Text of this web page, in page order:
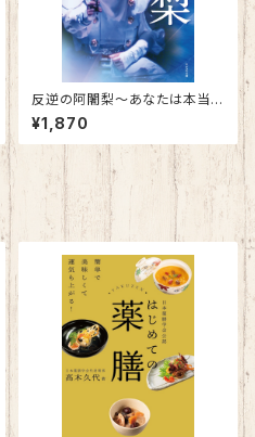
反逆の阿闍梨～あなたは本当
のことを知らずに生きるのか～
¥1,870